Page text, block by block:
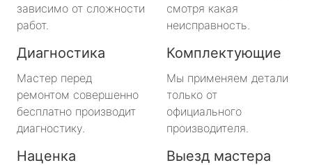
зависимо от сложности
работ.
смотря какая
неисправность.
Диагностика
Мастер перед
ремонтом совершенно
бесплатно производит
диагностику.
Комплектующие
Мы применяем детали
только от
официального
производителя.
Наценка Выезд мастера